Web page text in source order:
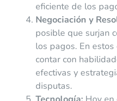
eficiente de los
Negociación y
posible que surjan
los pagos. En
contar con
efectivas y
disputas.